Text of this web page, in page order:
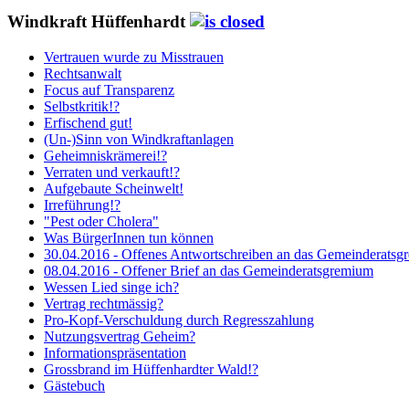
Windkraft Hüffenhardt
Vertrauen wurde zu Misstrauen
Rechtsanwalt
Focus auf Transparenz
Selbstkritik!?
Erfischend gut!
(Un-)Sinn von Windkraftanlagen
Geheimniskrämerei!?
Verraten und verkauft!?
Aufgebaute Scheinwelt!
Irreführung!?
"Pest oder Cholera"
Was BürgerInnen tun können
30.04.2016 - Offenes Antwortschreiben an das
08.04.2016 - Offener Brief an das Gemeinderatsgremium
Wessen Lied singe ich?
Vertrag rechtmässig?
Pro-Kopf-Verschuldung durch Regresszahlung
Nutzungsvertrag Geheim?
Informationspräsentation
Grossbrand im Hüffenhardter Wald!?
Gästebuch